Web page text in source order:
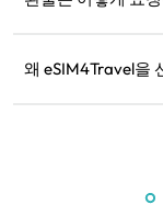
있는 경우 환불을
왜 eSIM4Travel을